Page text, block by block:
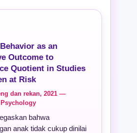
as an
Outcome to
Quotient in Studies
at Risk
dan rekan, 2021 —
bahwa
anak tidak cukup dinilai